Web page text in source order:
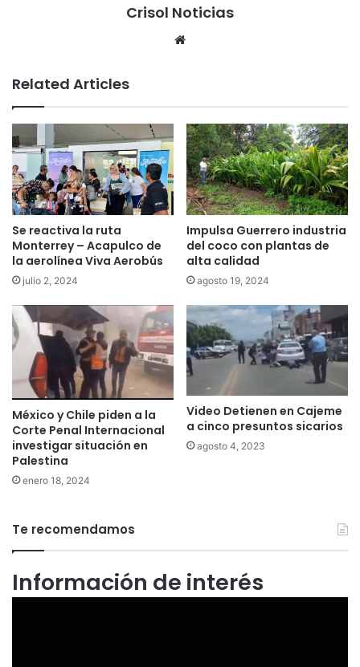
Crisol Noticias
Related Articles
Se reactiva la ruta
Monterrey – Acapulco de
la aerolínea Viva Aerobús
julio 2, 2024
Impulsa Guerrero industria
del coco con plantas de
alta calidad
agosto 19, 2024
México y Chile piden a la
Corte Penal Internacional
investigar situación en
Palestina
enero 18, 2024
Video Detienen en Cajeme
a cinco presuntos sicarios
agosto 4, 2023
Te recomendamos
Información de interés